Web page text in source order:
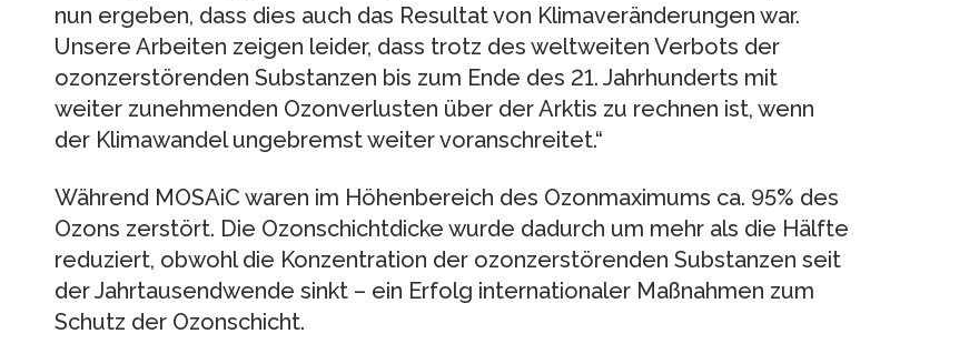
nun ergeben, dass dies auch das Resultat von Klimaveränderungen war.
Unsere Arbeiten zeigen leider, dass trotz des weltweiten Verbots der
ozonzerstörenden Substanzen bis zum Ende des 21. Jahrhunderts mit
weiter zunehmenden Ozonverlusten über der Arktis zu rechnen ist, wenn
der Klimawandel ungebremst weiter voranschreitet.“
Während MOSAiC waren im Höhenbereich des Ozonmaximums ca. 95% des
Ozons zerstört. Die Ozonschichtdicke wurde dadurch um mehr als die Hälfte
reduziert, obwohl die Konzentration der ozonzerstörenden Substanzen seit
der Jahrtausendwende sinkt – ein Erfolg internationaler Maßnahmen zum
Schutz der Ozonschicht.